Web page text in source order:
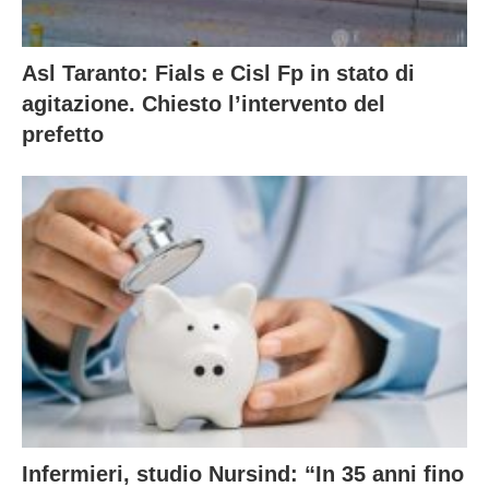
Asl Taranto: Fials e Cisl Fp in stato di
agitazione. Chiesto l’intervento del
prefetto
Infermieri, studio Nursind: “In 35 anni fino